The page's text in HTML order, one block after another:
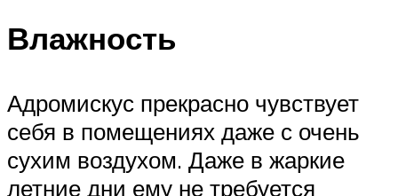
Влажность
Адромискус прекрасно чувствует
себя в помещениях даже с очень
сухим воздухом. Даже в жаркие
летние дни ему не требуется